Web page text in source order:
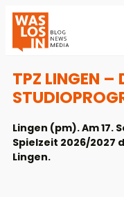
TPZ LINGEN –
Lingen (pm). Am 17.
Spielzeit 2026/2027
Lingen.